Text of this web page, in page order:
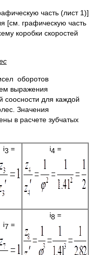
часть (лист 1)]
[см. графическую часть
коробки скоростей
оборотов
выражения
соосности для каждой
Значения
в расчете зубчатых
i3 = i4 =
i7 =
i8 =